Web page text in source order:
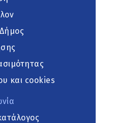
και cookies